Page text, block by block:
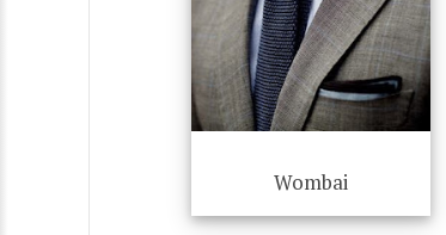
Wombai